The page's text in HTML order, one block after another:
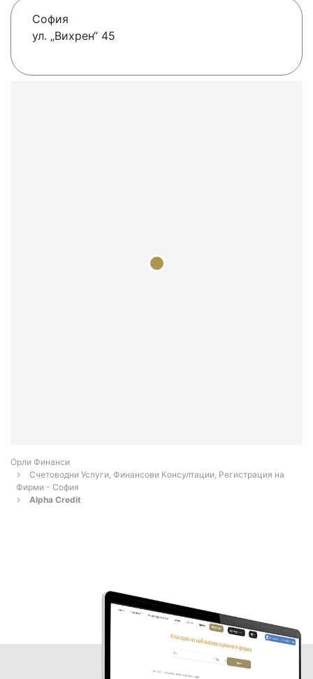
София
ул. „Вихрен“ 45
Орли Финанси
Счетоводни Услуги, Финансови Консултации, Регистрация на
Фирми - София
Alpha Credit